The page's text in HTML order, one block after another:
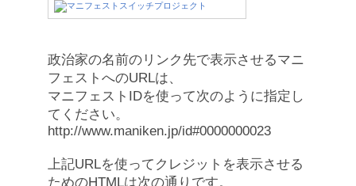
政治家の名前のリンク先で表示させるマニ
フェストへのURLは、
マニフェストIDを使って次のように指定し
てください。
http://www.maniken.jp/id#0000000023
上記URLを使ってクレジットを表示させる
ためのHTMLは次の通りです。